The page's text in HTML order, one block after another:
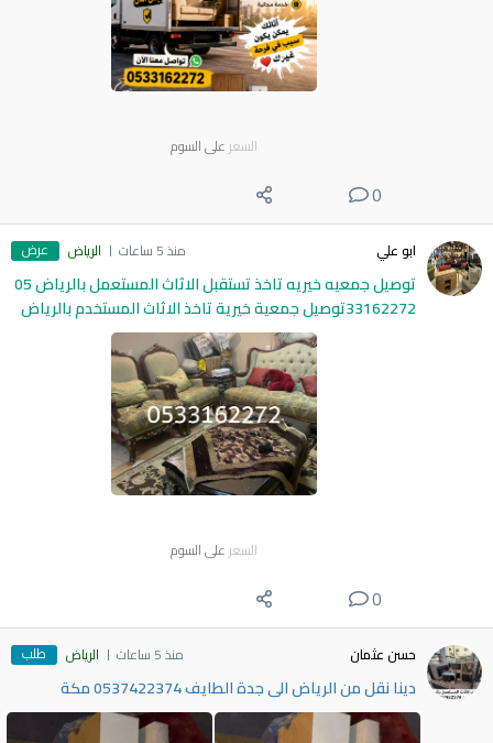
السعر على السوم
0
ابو علي منذ 5 ساعات الرياض عرض
توصيل جمعيه خيريه تاخذ تستقبل الاثاث المستعمل بالرياض 05
33162272توصيل جمعية خيرية تاخذ الاثاث المستخدم بالرياض
السعر على السوم
0
حسن عثمان منذ 5 ساعات الرياض طلب
دينا نقل من الرياض الى جدة الطايف 0537422374 مكة